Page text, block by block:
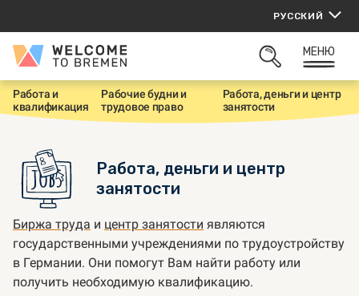
содержанию
РУССКИЙ
Welcome
Bremen
ОТКРЫТЬ
МЕНЮ
Г
л
Работа и
квалификация
Рабочие будни и
трудовое право
Работа, деньги и центр
занятости
Работа, деньги и центр
занятости
Биржа труда и центр занятости являются
государственными учреждениями по трудоустройству
в Германии. Они помогут Вам найти работу или
получить необходимую квалификацию.